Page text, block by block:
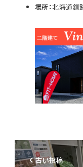
場所：北海道釧
古い投稿